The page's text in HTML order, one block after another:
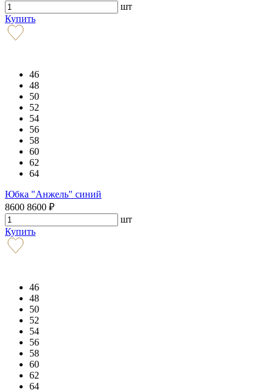
шт
Купить
46
48
50
52
54
56
58
60
62
64
Юбка "Анжель" синий
8600 8600 ₽
шт
Купить
46
48
50
52
54
56
58
60
62
64